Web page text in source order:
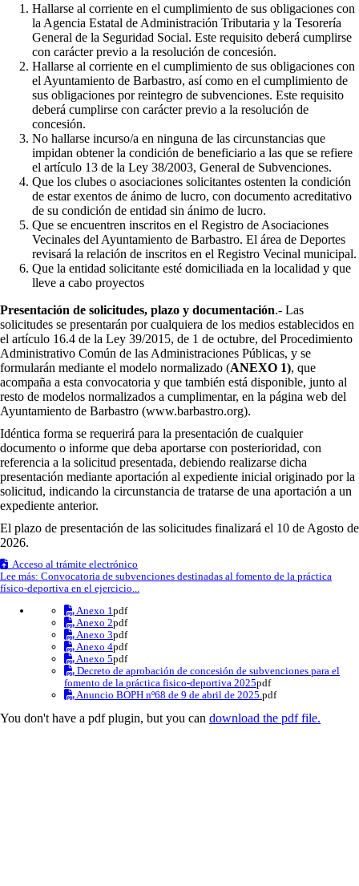
Hallarse al corriente en el cumplimiento de sus obligaciones con
la Agencia Estatal de Administración Tributaria y la Tesorería
General de la Seguridad Social. Este requisito deberá cumplirse
con carácter previo a la resolución de concesión.
Hallarse al corriente en el cumplimiento de sus obligaciones con
el Ayuntamiento de Barbastro, así como en el cumplimiento de
sus obligaciones por reintegro de subvenciones. Este requisito
deberá cumplirse con carácter previo a la resolución de
concesión.
No hallarse incurso/a en ninguna de las circunstancias que
impidan obtener la condición de beneficiario a las que se refiere
el artículo 13 de la Ley 38/2003, General de Subvenciones.
Que los clubes o asociaciones solicitantes ostenten la condición
de estar exentos de ánimo de lucro, con documento acreditativo
de su condición de entidad sin ánimo de lucro.
Que se encuentren inscritos en el Registro de Asociaciones
Vecinales del Ayuntamiento de Barbastro. El área de Deportes
revisará la relación de inscritos en el Registro Vecinal municipal.
Que la entidad solicitante esté domiciliada en la localidad y que
lleve a cabo proyectos
Presentación de solicitudes, plazo y documentación.- Las
solicitudes se presentarán por cualquiera de los medios establecidos en
el artículo 16.4 de la Ley 39/2015, de 1 de octubre, del Procedimiento
Administrativo Común de las Administraciones Públicas, y se
formularán mediante el modelo normalizado (ANEXO 1), que
acompaña a esta convocatoria y que también está disponible, junto al
resto de modelos normalizados a cumplimentar, en la página web del
Ayuntamiento de Barbastro (www.barbastro.org).
Idéntica forma se requerirá para la presentación de cualquier
documento o informe que deba aportarse con posterioridad, con
referencia a la solicitud presentada, debiendo realizarse dicha
presentación mediante aportación al expediente inicial originado por la
solicitud, indicando la circunstancia de tratarse de una aportación a un
expediente anterior.
El plazo de presentación de las solicitudes finalizará el 10 de Agosto de
2026.
Acceso al trámite electrónico
Lee más: Convocatoria de subvenciones destinadas al fomento de la práctica
físico-deportiva en el ejercicio...
Anexo 1pdf
Anexo 2pdf
Anexo 3pdf
Anexo 4pdf
Anexo 5pdf
Decreto de aprobación de concesión de subvenciones para el
fomento de la práctica fisico-deportiva 2025pdf
Anuncio BOPH nº68 de 9 de abril de 2025.pdf
You don't have a pdf plugin, but you can download the pdf file.